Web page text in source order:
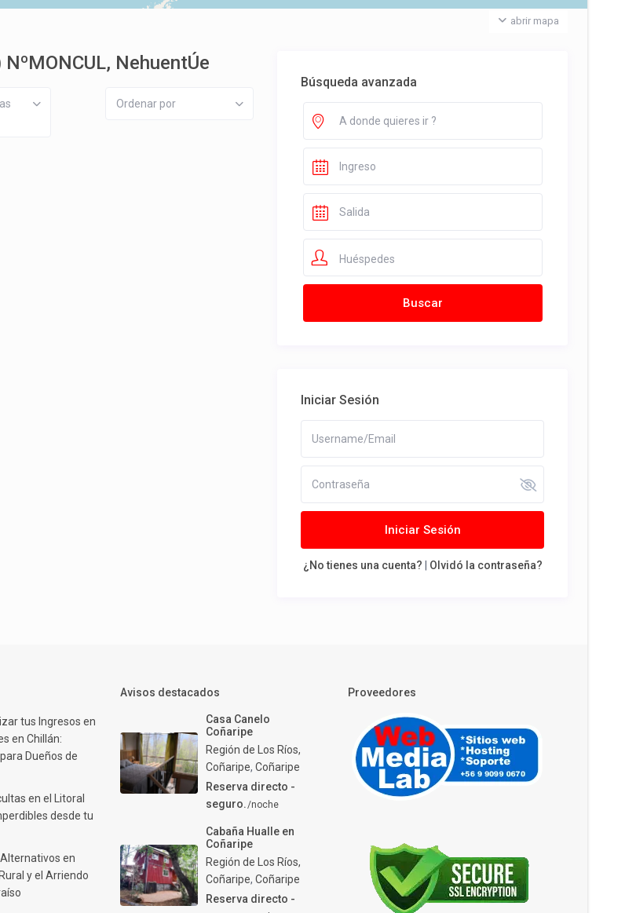
abrir mapa
NehuentÚe
Ordenar por
Búsqueda avanzada
Huéspedes
Iniciar Sesión
Iniciar Sesión
¿No tienes una cuenta? Olvidó la contraseña?
tus Ingresos en
en Chillán:
Dueños de
en el Litoral
desde tu
Alternativos en
y el Arriendo
Avisos destacados
Casa Canelo
Coñaripe
Región de Los Ríos,
Coñaripe,Coñaripe
Reserva directo -
seguro./noche
Cabaña Hualle en
Coñaripe
Región de Los Ríos,
Coñaripe,Coñaripe
Reserva directo -
Proveedores